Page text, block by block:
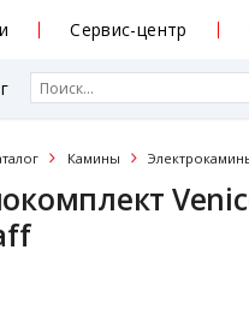
Сервис-центр
Камины